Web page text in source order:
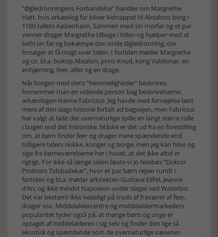
”Øgledronningens Forbandelse” handler om Margrethe
Hatt, hvis arkæolog far bliver kidnappet til Absalons borg i
1100-tallets København. Sammen med sin morfar og et par
venner drager Margrethe tilbage i tiden og hjælper med at
befri sin far og bekæmpe den onde Øgledronning, der
forsøger at få magt over tiden. I fortiden møder Margrethe
og co. bl.a. biskop Absalon, prins Knud, kong Valdemar, en
enhjørning, feer, alfer og en drage.
Når borgen med dens ”hemmeligheder” beskrives,
fornemmer man en vidende person bag beskrivelserne,
arkæologen Hanne Fabricius. Jeg havde med fornøjelse læst
mere af den slags historie fortalt ad bagvejen, men Fabricius
har valgt at lade det overnaturlige spille en langt større rolle
i bogen end det historiske. Måske er det ud fra en forestilling
om, at børn finder feer og drager mere spændende end
tidligere tiders skikke, konger og borge, men jeg kan hilse og
sige fra børneværelserne her i huset, at det ikke altid er
rigtigt. For ikke så længe siden læste vi Jo Nesbøs ”Doktor
Proktors Tidsbadekar”, hvor et par børn rejser rundt i
fortiden og bl.a. møder arkitekten Gustave Eiffel, Jeanne
d’Arc og ikke mindst Napoleon under slaget ved Waterloo.
Det var bestemt ikke kedeligt på trods af fraværet af feer,
drager osv. Middelaldercentre og middelaldermarkeders
popularitet tyder også på, at mange børn og unge er
optaget af middelalderen i sig selv og finder den lige så
eksotisk og spændende som de overnaturlige væsener.